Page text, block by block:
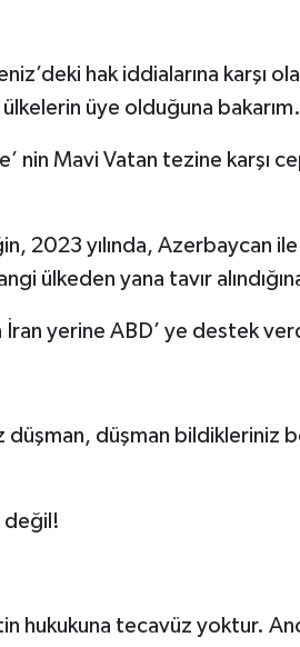
hak iddialarına karşı
üye olduğuna bakarım.
nin Mavi Vatan tezine karşı
2023 yılında, Azerbaycan
ülkeden yana tavır
İran yerine ABD’ ye destek
düşman bildikleriniz
değil!
hukukuna tecavüz yoktur.